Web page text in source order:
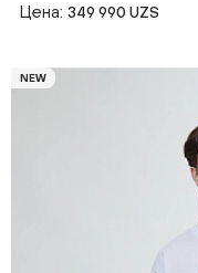
Цена: 349 990 UZS
NEW